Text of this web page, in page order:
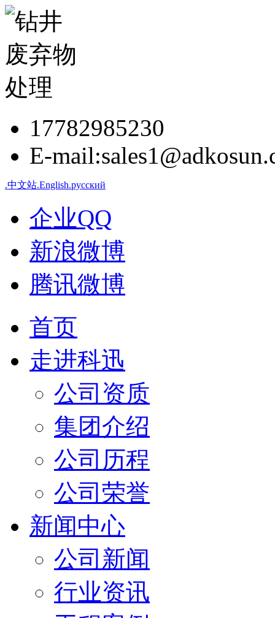
17782985230
E-
.中文站.English.русский
企业QQ
新浪微博
腾讯微博
首页
走进科迅
公司资质
集团介绍
公司历程
公司荣誉
新闻中心
公司新闻
行业资讯